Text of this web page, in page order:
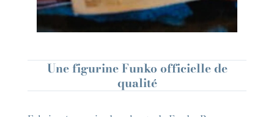
Une figurine Funko officielle de
qualité